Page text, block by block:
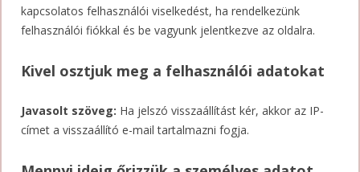
kapcsolatos felhasználói viselkedést, ha rendelkezünk
felhasználói fiókkal és be vagyunk jelentkezve az oldalra.
Kivel osztjuk meg a felhasználói adatokat
Javasolt szöveg: Ha jelszó visszaállítást kér, akkor az IP-
címet a visszaállító e-mail tartalmazni fogja.